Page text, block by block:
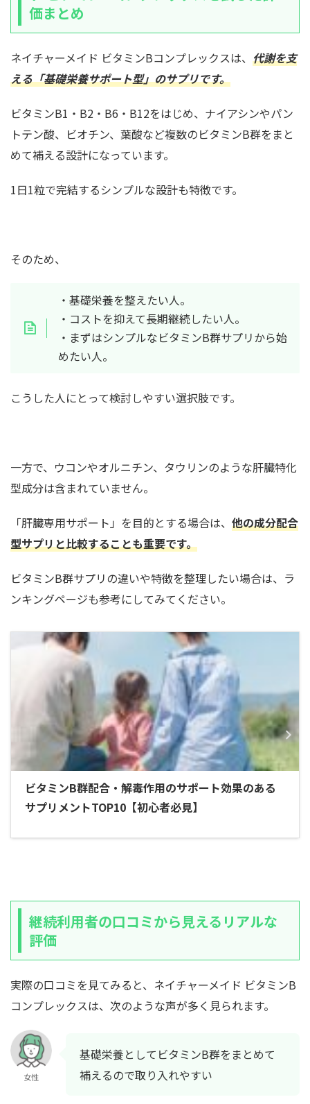
価まとめ
ネイチャーメイド ビタミンBコンプレックスは、 代謝を支
える「基礎栄養サポート型」のサプリです。
ビタミンB1・B2・B6・B12をはじめ、ナイアシンやパン
トテン酸、ビオチン、葉酸など複数のビタミンB群をまと
めて補える設計になっています。
1日1粒で完結するシンプルな設計も特徴です。
そのため、
・基礎栄養を整えたい人。
・コストを抑えて長期継続したい人。
・まずはシンプルなビタミンB群サプリから始
めたい人。
こうした人にとって検討しやすい選択肢です。
一方で、ウコンやオルニチン、タウリンのような肝臓特化
型成分は含まれていません。
「肝臓専用サポート」を目的とする場合は、 他の成分配合
型サプリと比較することも重要です。
ビタミンB群サプリの違いや特徴を整理したい場合は、ラ
ンキングページも参考にしてみてください。
ビタミンB群配合・解毒作用のサポート効果のある
サプリメントTOP10【初心者必見】
継続利用者の口コミから見えるリアルな
評価
実際の口コミを見てみると、ネイチャーメイド ビタミンB
コンプレックスは、次のような声が多く見られます。
女性
基礎栄養としてビタミンB群をまとめて
補えるので取り入れやすい